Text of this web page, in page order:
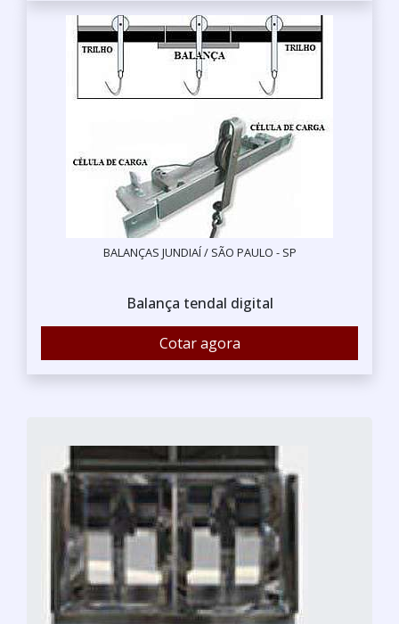
BALANÇAS JUNDIAÍ / SÃO PAULO - SP
Balança tendal digital
Cotar agora